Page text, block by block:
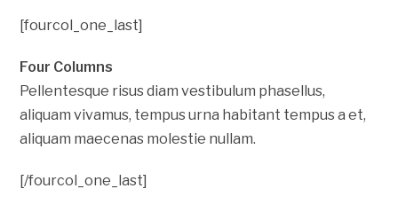
[fourcol_one_last]
Four Columns
Pellentesque risus diam vestibulum phasellus,
aliquam vivamus, tempus urna habitant tempus a et,
aliquam maecenas molestie nullam.
[/fourcol_one_last]